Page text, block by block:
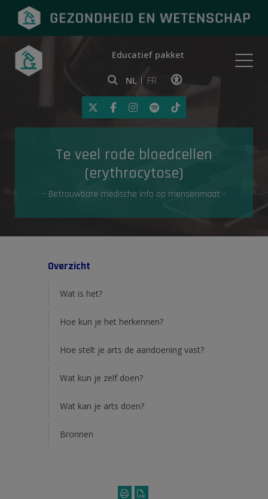
Onderwerpen
Gezondheid in de media
Educatief pakket
NL FR
Klik op deze link om
Te veel rode bloedcellen
(erythrocytose)
- Betrouwbare medische info op mensenmaat -
Overzicht
Wat is het?
Hoe kun je het herkennen?
Hoe stelt je arts de aandoening vast?
Wat kun je zelf doen?
Wat kan je arts doen?
Bronnen